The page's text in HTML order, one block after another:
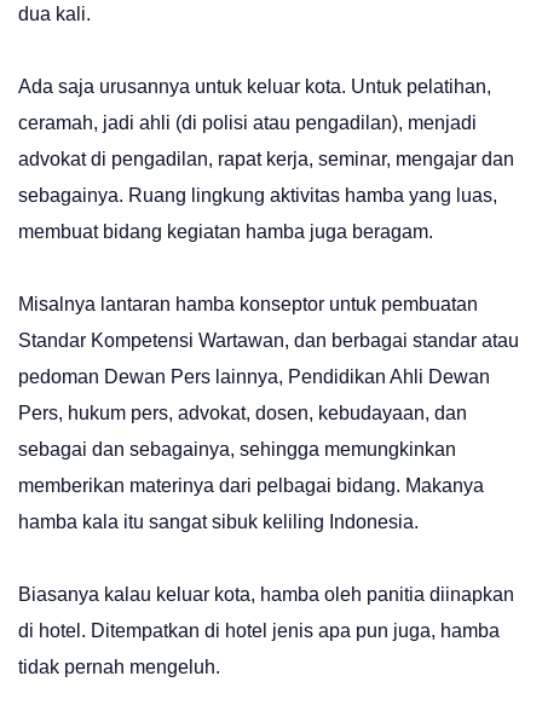
dua kali.
Ada saja urusannya untuk keluar kota. Untuk pelatihan,
ceramah, jadi ahli (di polisi atau pengadilan), menjadi
advokat di pengadilan, rapat kerja, seminar, mengajar dan
sebagainya. Ruang lingkung aktivitas hamba yang luas,
membuat bidang kegiatan hamba juga beragam.
Misalnya lantaran hamba konseptor untuk pembuatan
Standar Kompetensi Wartawan, dan berbagai standar atau
pedoman Dewan Pers lainnya, Pendidikan Ahli Dewan
Pers, hukum pers, advokat, dosen, kebudayaan, dan
sebagai dan sebagainya, sehingga memungkinkan
memberikan materinya dari pelbagai bidang. Makanya
hamba kala itu sangat sibuk keliling Indonesia.
Biasanya kalau keluar kota, hamba oleh panitia diinapkan
di hotel. Ditempatkan di hotel jenis apa pun juga, hamba
tidak pernah mengeluh.